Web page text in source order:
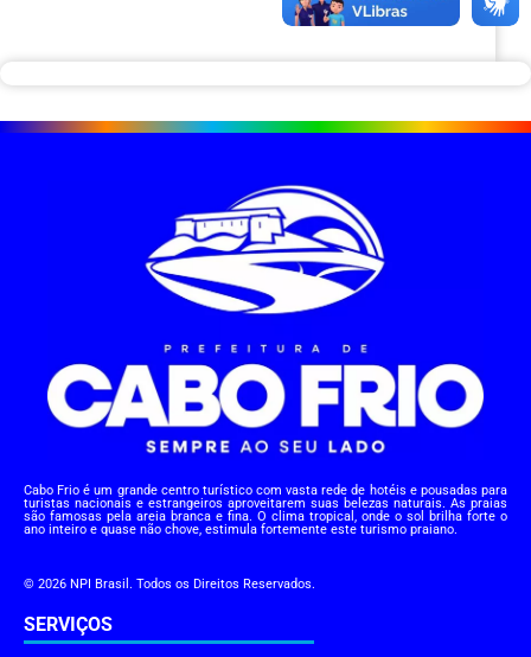
Cabo Frio é um grande centro turístico com vasta rede de hotéis e pousadas para
turistas nacionais e estrangeiros aproveitarem suas belezas naturais. As praias
são famosas pela areia branca e fina. O clima tropical, onde o sol brilha forte o
ano inteiro e quase não chove, estimula fortemente este turismo praiano.
© 2026 NPI Brasil. Todos os Direitos Reservados.
SERVIÇOS